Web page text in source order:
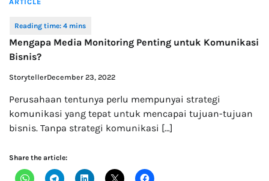
Mengapa Media Monitoring Penting untuk Komunikasi
Bisnis?
StorytellerDecember 23, 2022
Perusahaan tentunya perlu mempunyai strategi
komunikasi yang tepat untuk mencapai tujuan-tujuan
bisnis. Tanpa strategi komunikasi […]
Share the article: